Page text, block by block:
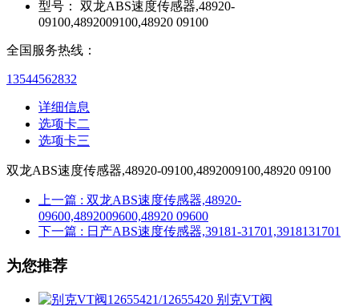
型号：
双龙ABS速度传感器,48920-
09100,4892009100,48920 09100
全国服务热线：
13544562832
详细信息
选项卡二
选项卡三
双龙ABS速度传感器,48920-09100,4892009100,48920 09100
上一篇 : 双龙ABS速度传感器,48920-
09600,4892009600,48920 09600
下一篇 : 日产ABS速度传感器,39181-31701,3918131701
为您推荐
别克VT阀